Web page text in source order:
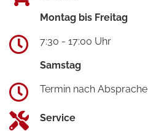
Montag bis Freitag
7:30 - 17:00 Uhr
Samstag
Termin nach Absprache
Service